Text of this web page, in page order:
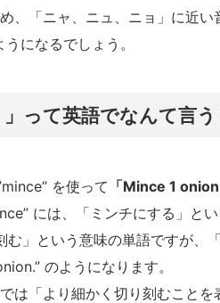
め、「ニャ、ニュ、ニョ」に近
になるでしょう。
」って英語でなんて言う
を使って 「Mince 1
には、「ミンチにする」とい
む」という意味の単語ですが
のようになります。
は「より細かく切り刻むことを